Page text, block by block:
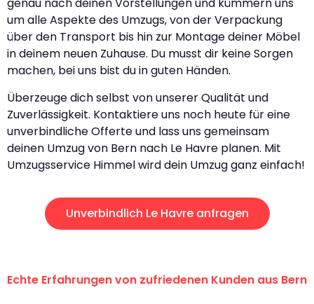
genau nach deinen Vorstellungen und kümmern uns
um alle Aspekte des Umzugs, von der Verpackung
über den Transport bis hin zur Montage deiner Möbel
in deinem neuen Zuhause. Du musst dir keine Sorgen
machen, bei uns bist du in guten Händen.
Überzeuge dich selbst von unserer Qualität und
Zuverlässigkeit. Kontaktiere uns noch heute für eine
unverbindliche Offerte und lass uns gemeinsam
deinen Umzug von Bern nach Le Havre planen. Mit
Umzugsservice Himmel wird dein Umzug ganz einfach!
Unverbindlich Le Havre anfragen
Echte Erfahrungen von zufriedenen Kunden aus Bern